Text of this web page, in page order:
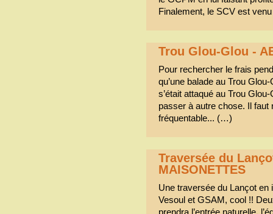
Finalement, le SCV est
Trou Glou-Glou -
Pour rechercher le frais
qu’une balade au Trou
s’était attaqué au Trou
passer à autre chose. Il faut
fréquentable... (…)
Traversée du
MAISONETTES
Une traversée du Lançot
Vesoul et GSAM, cool !!